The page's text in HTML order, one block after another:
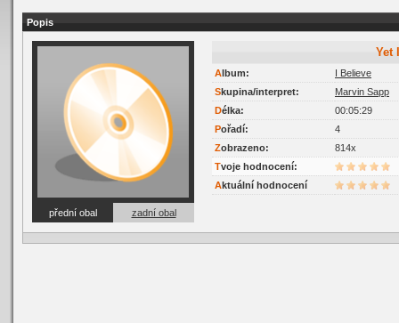
Popis
přední obal zadní obal
Yet I
Album:
I Believe
Skupina/interpret:
Marvin Sapp
Délka:
00:05:29
Pořadí:
4
Zobrazeno:
814x
Tvoje hodnocení:
Aktuální hodnocení